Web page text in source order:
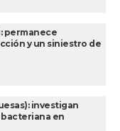
permanece
y un siniestro de
investigan
en